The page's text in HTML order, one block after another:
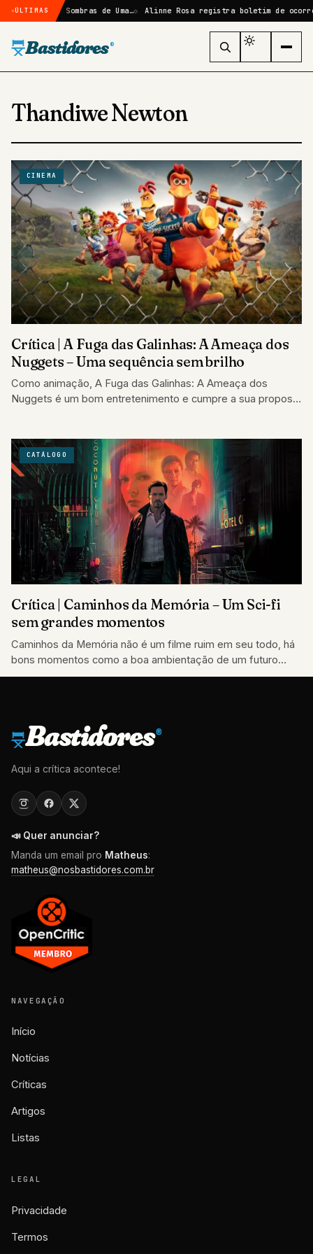
ÚLTIMAS
Elize: Sombras de Uma… Alinne Rosa registra boletim de
Bastidores ®
Thandiwe Newton
CINEMA
Crítica | A Fuga das Galinhas: A Ameaça dos
Nuggets – Uma sequência sem brilho
Como animação, A Fuga das Galinhas: A Ameaça dos
Nuggets é um bom entretenimento e cumpre a sua proposta
CATÁLOGO
Crítica | Caminhos da Memória – Um Sci-fi
sem grandes momentos
Caminhos da Memória não é um filme ruim em seu todo, há
bons momentos como a boa ambientação de um futuro
apocalíptico
Bastidores®
Aqui a crítica acontece!
📣 Quer anunciar?
Manda um email pro Matheus:
matheus@nosbastidores.com.br
NAVEGAÇÃO
Início
Notícias
Críticas
Artigos
Listas
LEGAL
Privacidade
Termos